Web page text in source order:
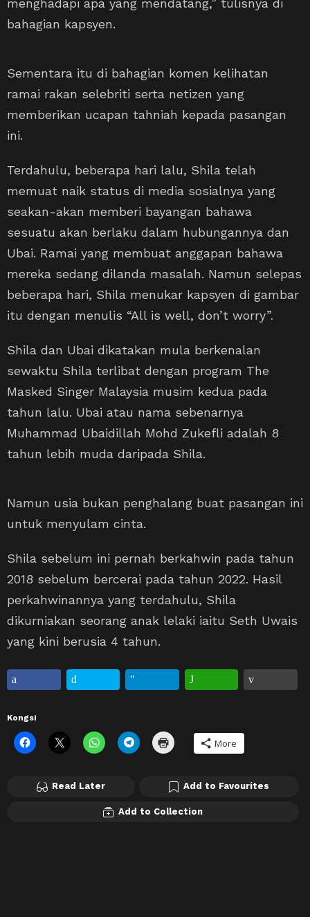
menghadapi apa yang mendatang,” tulisnya di
bahagian kapsyen.
Sementara itu di bahagian komen kelihatan
ramai rakan selebriti serta netizen yang
memberikan ucapan tahniah kepada pasangan
ini.
Terdahulu, beberapa hari lalu, Shila telah
memuat naik status di media sosialnya yang
seakan-akan memberi bayangan bahawa
sesuatu akan berlaku dalam hubungannya dan
Ubai. Ramai yang membuat anggapan bahawa
mereka sedang dilanda masalah. Namun selepas
beberapa hari, Shila menukar kapsyen di gambar
itu dengan menulis “All is well, don’t worry”.
Shila dan Ubai dikatakan mula berkenalan
sewaktu Shila terlibat dengan program The
Masked Singer Malaysia musim kedua pada
tahun lalu. Ubai atau nama sebenarnya
Muhammad Ubaidillah Mohd Zukefli adalah 8
tahun lebih muda daripada Shila.
Namun usia bukan penghalang buat pasangan ini
untuk menyulam cinta.
Shila sebelum ini pernah berkahwin pada tahun
2018 sebelum bercerai pada tahun 2022. Hasil
perkahwinannya yang terdahulu, Shila
dikurniakan seorang anak lelaki iaitu Seth Uwais
yang kini berusia 4 tahun.
Kongsi
More
Read Later Add to Favourites
Add to Collection